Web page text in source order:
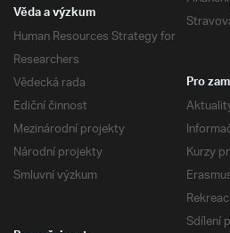
Věda a výzkum
Human Resources Strategy for
Researchers
Vědecká rada
Ediční činnost
Mezinárodní projekty
Národní projekty
Smluvní výzkum
Pro
Kurzy
Sdílení